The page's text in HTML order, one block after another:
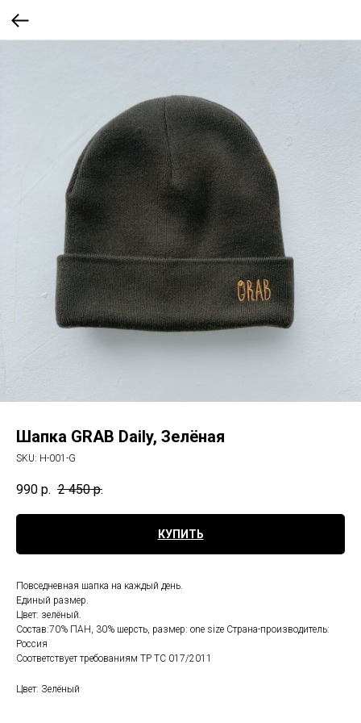
Шапка GRAB Daily, Зелёная
SKU: H-001-G
990 р. 2 450 р.
КУПИТЬ
Повседневная шапка на каждый день.
Единый размер.
Цвет: зелёный.
Состав:70% ПАН, 30% шерсть, размер: one size Страна-производитель:
Россия
Соответствует требованиям ТР ТС 017/2011
Цвет: Зелёный